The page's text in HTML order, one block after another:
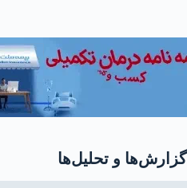
گزارش‌ها و تحلیل‌ها